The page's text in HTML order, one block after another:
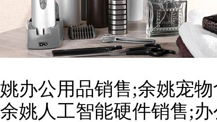
姚办公用品销售;余姚宠
余姚人工智能硬件销售;